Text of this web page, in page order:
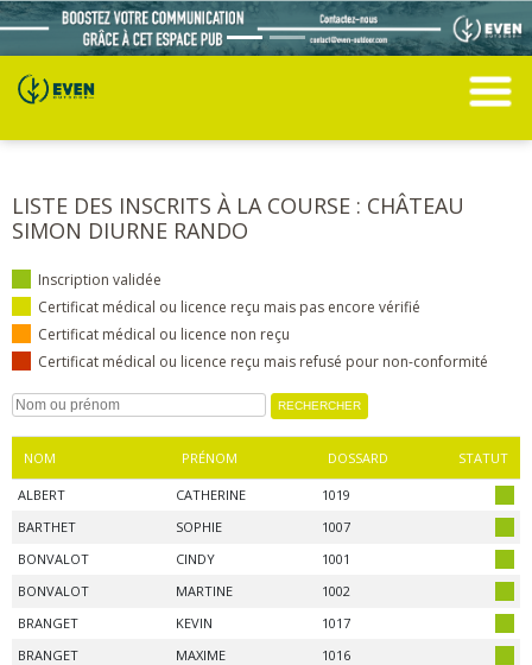
LISTE DES INSCRITS À LA COURSE : CHÂTEAU
SIMON DIURNE RANDO
Inscription validée
Certificat médical ou licence reçu mais pas encore vérifié
Certificat médical ou licence non reçu
Certificat médical ou licence reçu mais refusé pour non-conformité
NOM PRÉNOM DOSSARD STATUT
ALBERT CATHERINE
1019
BARTHET
SOPHIE
1007
BONVALOT
CINDY
1001
BONVALOT
MARTINE
1002
BRANGET
KEVIN
1017
BRANGET
MAXIME
1016